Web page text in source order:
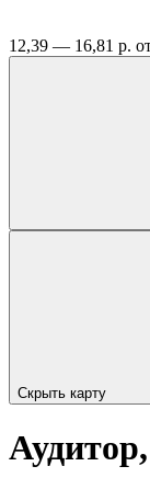
12,39 — 16,81 р.
Скрыть карту